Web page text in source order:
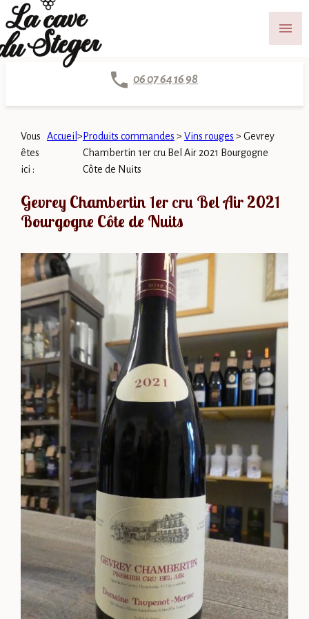
menu
06 07 64 16 98
Vous
êtes
ici :
Accueil > Produits commandes > Vins rouges > Gevrey
Chambertin 1er cru Bel Air 2021 Bourgogne
Côte de Nuits
Gevrey Chambertin 1er cru Bel Air 2021
Bourgogne Côte de Nuits
Panneau de gestion des cookies